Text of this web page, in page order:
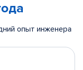
опыт инженера